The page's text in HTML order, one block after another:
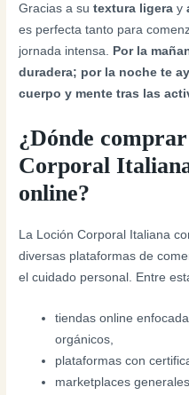
Gracias a sutextura ligera y
es perfecta tanto para
jornada intensa.
Por la
duradera; por la noche te
cuerpo y mente tras las
¿Dónde
Corporal
online?
La Loción Corporal Italiana
diversas plataformas de
el cuidado personal. Entre
tiendas online
orgánicos,
plataformas con
marketplaces